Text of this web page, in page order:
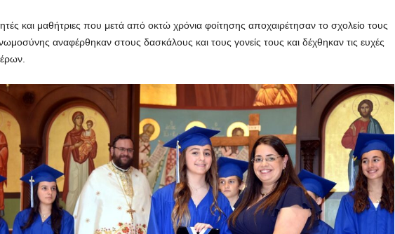
και μαθήτριες που μετά από οκτώ χρόνια φοίτησης αποχαιρέτησαν το σχολείο τους
αναφέρθηκαν στους δασκάλους και τους γονείς τους και δέχθηκαν τις ευχές